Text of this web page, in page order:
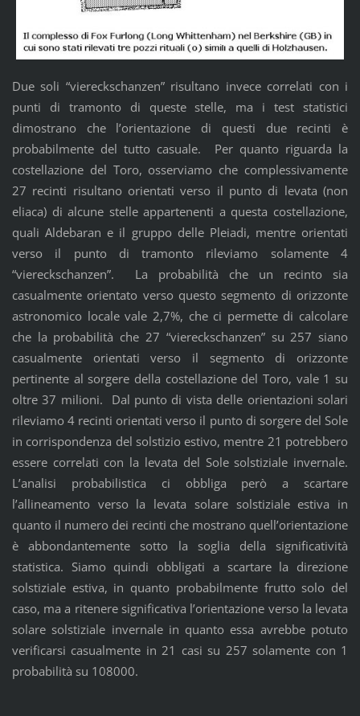
Due soli “viereckschanzen” risultano invece correlati con i
punti di tramonto di queste stelle, ma i test statistici
dimostrano che l’orientazione di questi due recinti è
probabilmente del tutto casuale. Per quanto riguarda la
costellazione del Toro, osserviamo che complessivamente
27 recinti risultano orientati verso il punto di levata (non
eliaca) di alcune stelle appartenenti a questa costellazione,
quali Aldebaran e il gruppo delle Pleiadi, mentre orientati
verso il punto di tramonto rileviamo solamente 4
“viereckschanzen”. La probabilità che un recinto sia
casualmente orientato verso questo segmento di orizzonte
astronomico locale vale 2,7%, che ci permette di calcolare
che la probabilità che 27 “viereckschanzen” su 257 siano
casualmente orientati verso il segmento di orizzonte
pertinente al sorgere della costellazione del Toro, vale 1 su
oltre 37 milioni. Dal punto di vista delle orientazioni solari
rileviamo 4 recinti orientati verso il punto di sorgere del Sole
in corrispondenza del solstizio estivo, mentre 21 potrebbero
essere correlati con la levata del Sole solstiziale invernale.
L’analisi probabilistica ci obbliga però a scartare
l’allineamento verso la levata solare solstiziale estiva in
quanto il numero dei recinti che mostrano quell’orientazione
è abbondantemente sotto la soglia della significatività
statistica. Siamo quindi obbligati a scartare la direzione
solstiziale estiva, in quanto probabilmente frutto solo del
caso, ma a ritenere significativa l’orientazione verso la levata
solare solstiziale invernale in quanto essa avrebbe potuto
verificarsi casualmente in 21 casi su 257 solamente con 1
probabilità su 108000.